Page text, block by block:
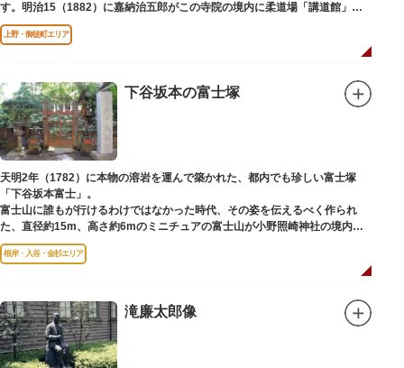
す。明治15（1882）に嘉納治五郎がこの寺院の境内に柔道場「講道館」を
設立しました。
上野・御徒町エリア
下谷坂本の富士塚
天明2年（1782）に本物の溶岩を運んで築かれた、都内でも珍しい富士塚
「下谷坂本富士」。
富士山に誰もが行けるわけではなかった時代、その姿を伝えるべく作られ
た、直径約15m、高さ約6mのミニチュアの富士山が小野照崎神社の境内に
あります。
一合目から順に十合目まで記されており、南無妙法と書かれた石碑や修験道
形民俗文化財に指定されています。
富士山に合わせて、お山開きが行われ、6月30日と1日には富士塚に登ること
ができます。
根岸・入谷・金杉エリア
滝廉太郎像